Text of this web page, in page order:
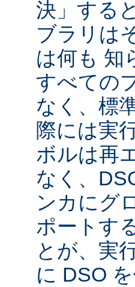
決」する
ブラリは
は何も 知
すべての
なく、標
際には実
ボルは再
なく、
ンカにグ
ポートす
とが、実
に DSO